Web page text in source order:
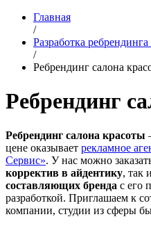
Главная
/
Разработка
/
Ребрендинг салона
Ребрендинг
Ребрендинг салона красоты
цене оказывает рекламное
Сервис». У нас можно
корректив в айдентику, так и
составляющих бренда с его
разработкой. Приглашаем к
компании, студии из сферы